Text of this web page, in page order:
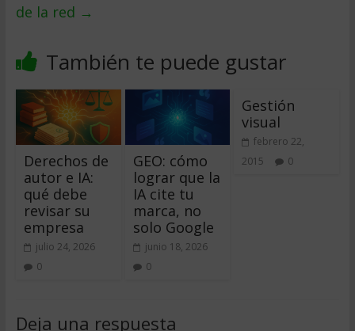
de la red →
También te puede gustar
Derechos de
autor e IA:
qué debe
revisar su
empresa
julio 24, 2026
0
GEO: cómo
lograr que la
IA cite tu
marca, no
solo Google
junio 18, 2026
0
Gestión
visual
febrero 22,
2015
0
Deja una respuesta